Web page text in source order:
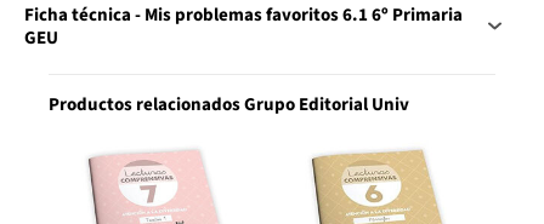
Ficha técnica - Mis problemas favoritos 6.1 6º Primaria
GEU
Productos relacionados Grupo Editorial Univ